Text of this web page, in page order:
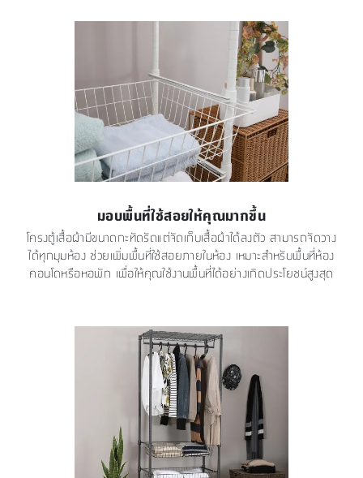
มอบพื้นที่ใช้สอยให้คุณมากขึ้น
โครงตู้เสื้อผ้ามีขนาดกะทัดรัดแต่จัดเก็บเสื้อผ้าได้ลงตัว สามารถจัดวาง
ได้ทุกมุมห้อง ช่วยเพิ่มพื้นที่ใช้สอยภายในห้อง เหมาะสำหรับพื้นที่ห้อง
คอนโดหรือหอพัก เพื่อให้คุณใช้งานพื้นที่ได้อย่างเกิดประโยชน์สูงสุด